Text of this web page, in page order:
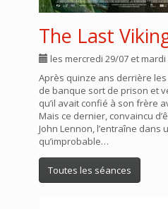
The Last
les mercredi 29/07 et mardi
Après quinze ans derrière
de banque sort de prison et
qu’il avait confié à son frère
Mais ce dernier, convaincu
John Lennon, l’entraîne
qu’improbable…
Toutes les séances